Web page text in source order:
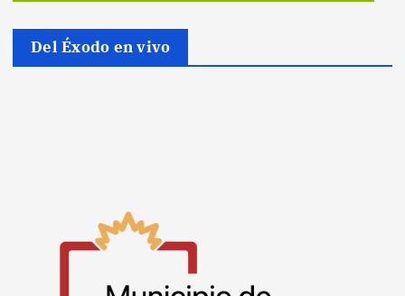
Del Éxodo en vivo